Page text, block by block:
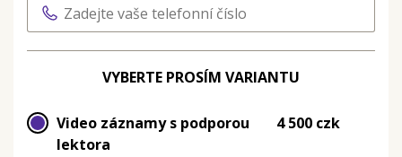
VYBERTE PROSÍM VARIANTU
Video záznamy s podporou
lektora
4 500 czk